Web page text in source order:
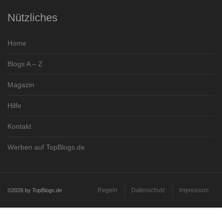
Nützliches
Home
Blogs A – Z
Magazin
Hilfe
Kontakt
Werben auf TopBlogs.de
©2026 by TopBlogs.de Regeln Datenschutz Impressum